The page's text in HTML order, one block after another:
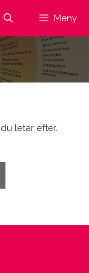
Meny
letar efter.